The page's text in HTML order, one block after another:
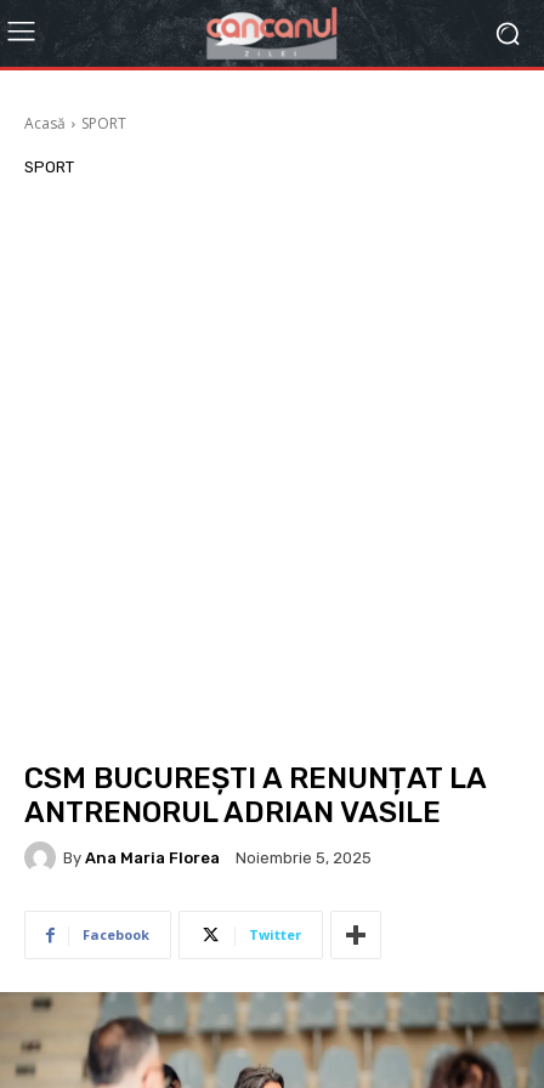
Acasă SPORT
SPORT
CSM BUCUREȘTI A RENUNȚAT LA
ANTRENORUL ADRIAN VASILE
By Ana Maria Florea Noiembrie 5, 2025
Facebook Twitter